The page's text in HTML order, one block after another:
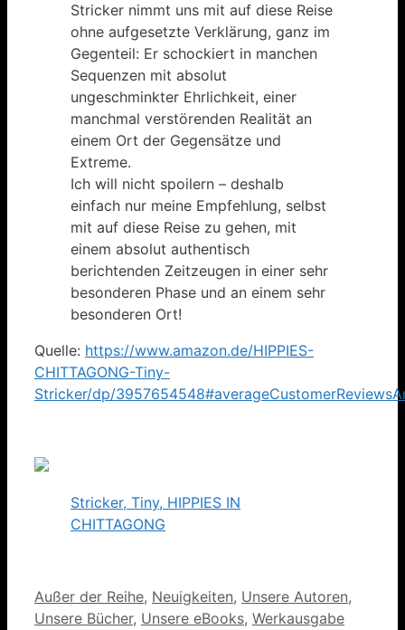
Stricker nimmt uns mit auf diese Reise
ohne aufgesetzte Verklärung, ganz im
Gegenteil: Er schockiert in manchen
Sequenzen mit absolut
ungeschminkter Ehrlichkeit, einer
manchmal verstörenden Realität an
einem Ort der Gegensätze und
Extreme.
Ich will nicht spoilern – deshalb
einfach nur meine Empfehlung, selbst
mit auf diese Reise zu gehen, mit
einem absolut authentisch
berichtenden Zeitzeugen in einer sehr
besonderen Phase und an einem sehr
besonderen Ort!
Quelle: https://www.amazon.de/HIPPIES-
CHITTAGONG-Tiny-
Stricker/dp/
Stricker, Tiny, HIPPIES IN
CHITTAGONG
Kategorien
Außer der Reihe, Neuigkeiten, Unsere Autoren,
Unsere Bücher, Unsere eBooks, Werkausgabe